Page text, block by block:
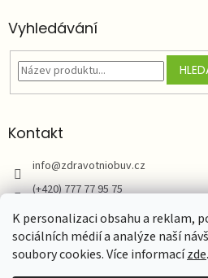
K personalizaci obsahu a reklam,
sociálních médií a analýze naší
soubory cookies. Více informacízde.
Vyhledávání
Kontakt
info@zdravotniobuv.cz
(+420) 777 77 95 75
Zdravotní obuv